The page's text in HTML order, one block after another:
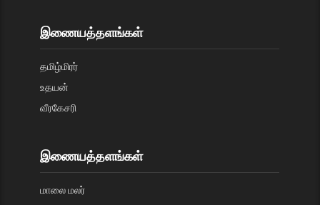
இணையத்தளங்கள்
தமிழ்மிரர்
உதயன்
வீரகேசரி
இணையத்தளங்கள்
மாலை மலர்